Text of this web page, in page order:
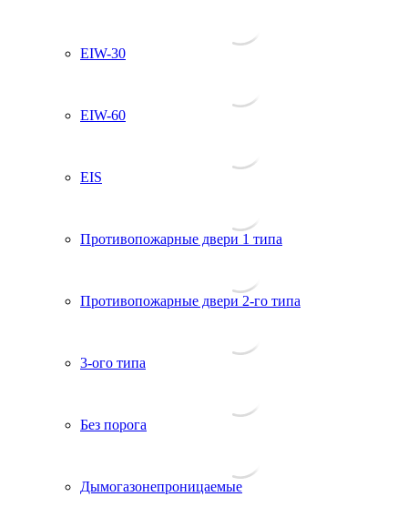
EIW-30
EIW-60
EIS
Противопожарные двери 1 типа
Противопожарные двери 2-го типа
3-ого типа
Без порога
Дымогазонепроницаемые